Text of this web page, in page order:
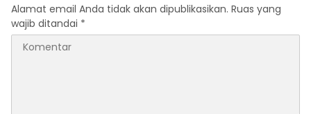
Alamat email Anda tidak akan dipublikasikan. Ruas yang
wajib ditandai *